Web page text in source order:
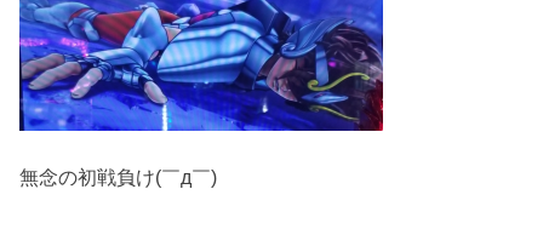
無念の初戦負け(￣д￣)